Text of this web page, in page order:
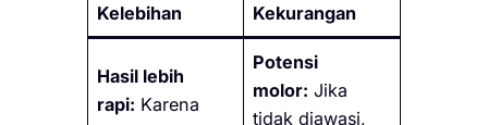
Kelebihan Kekurangan
Hasil lebih
rapi: Karena
Potensi
molor: Jika
tidak diawasi,